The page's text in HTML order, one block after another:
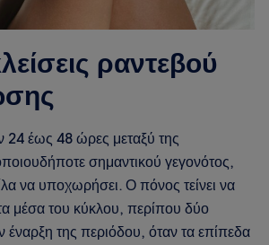
ραντεβού
24 έως 48 ώρες μεταξύ της
σημαντικού γεγονότος,
να υποχωρήσει. Ο πόνος τείνει να
μέσα του κύκλου, περίπου δύο
έναρξη της περιόδου, όταν τα επίπεδα